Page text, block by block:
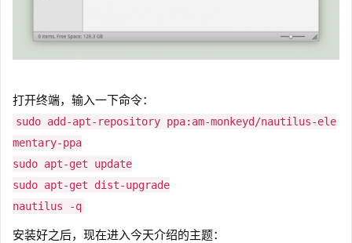
打开终端，输入一下命令：
sudo add-apt-repository ppa:am-monkeyd/nautilus-ele
mentary-ppa
sudo apt-get update
sudo apt-get dist-upgrade
nautilus -q
安装好之后，现在进入今天介绍的主题：